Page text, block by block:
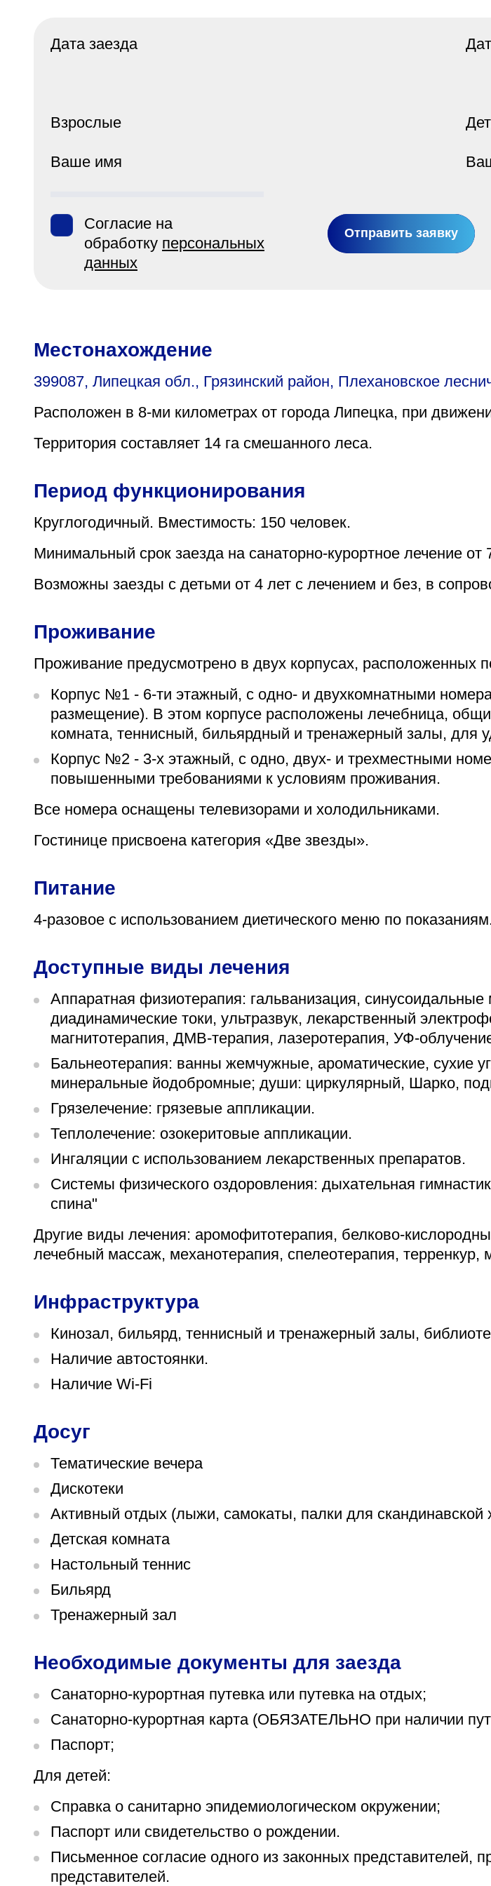
Дата заезда
Взрослые
Ваше имя
Согласие на
обработку персональных
данных
Отправить заявку
Местонахождение
399087, Липецкая обл., Грязинский район, Плехановское
Расположен в 8-ми километрах от города Липецка, при
Территория составляет 14 га смешанного леса.
Период функционирования
Круглогодичный. Вместимость: 150 человек.
Минимальный срок заезда на санаторно-курортное лечение от
Возможны заезды с детьми от 4 лет с лечением и без, в
Проживание
Проживание предусмотрено в двух корпусах, расположенных
Корпус №1 - 6-ти этажный, с одно- и двухкомнатными
размещение). В этом корпусе расположены лечебница,
комната, теннисный, бильярдный и тренажерный залы, для
Корпус №2 - 3-х этажный, с одно, двух- и трехместными
повышенными требованиями к условиям проживания.
Все номера оснащены телевизорами и холодильниками.
Гостинице присвоена категория «Две звезды».
Питание
4-разовое с использованием диетического меню по
Доступные виды лечения
Аппаратная физиотерапия: гальванизация,
диадинамические токи, ультразвук, лекарственный
магнитотерапия, ДМВ-терапия, лазеротерапия, УФ-
Бальнеотерапия: ванны жемчужные, ароматические, сухие
минеральные йодобромные; души: циркулярный, Шарко,
Грязелечение: грязевые аппликации.
Теплолечение: озокеритовые аппликации.
Ингаляции с использованием лекарственных препаратов.
Системы физического оздоровления: дыхательная
спина"
Другие виды лечения: аромофитотерапия, белково-
лечебный массаж, механотерапия, спелеотерапия, терренкур,
Инфраструктура
Кинозал, бильярд, теннисный и тренажерный залы,
Наличие автостоянки.
Наличие Wi-Fi
Досуг
Тематические вечера
Дискотеки
Активный отдых (лыжи, самокаты, палки для
Детская комната
Настольный теннис
Бильярд
Тренажерный зал
Необходимые документы для заезда
Санаторно-курортная путевка или путевка на отдых;
Санаторно-курортная карта (ОБЯЗАТЕЛЬНО при наличии
Паспорт;
Для детей:
Справка о санитарно эпидемиологическом окружении;
Паспорт или свидетельство о рождении.
Письменное согласие одного из законных представителей,
представителей.